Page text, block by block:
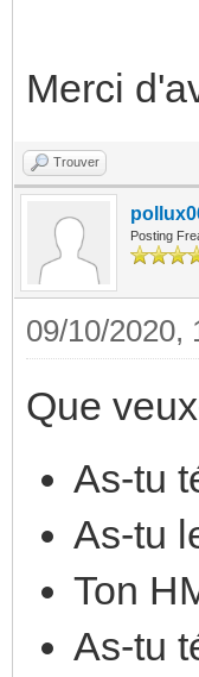
Merci
Trouver
Posting
09/10/2020,
Que
As-tu
As-tu
Ton
As-tu